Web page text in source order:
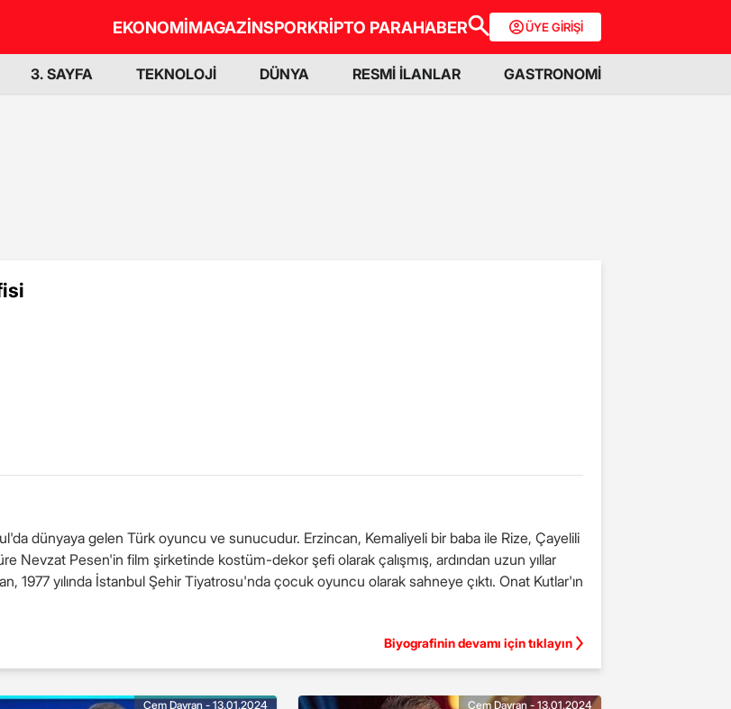
EKONOMİMAGAZİNSPORKRİPTO PARAHABER ÜYE GİRİŞİ
3. SAYFA TEKNOLOJİ DÜNYA RESMİ İLANLAR GASTRONOMİ
dünyaya gelen Türk oyuncu ve sunucudur. Erzincan, Kemaliyeli bir baba ile Rize, Çayelili
Nevzat Pesen'in film şirketinde kostüm-dekor şefi olarak çalışmış, ardından uzun yıllar
1977 yılında İstanbul Şehir Tiyatrosu'nda çocuk oyuncu olarak sahneye çıktı. Onat Kutlar'ın
Biyografinin devamı için tıklayın
Cem Davran - 13.01.2024 Cem Davran - 13.01.2024